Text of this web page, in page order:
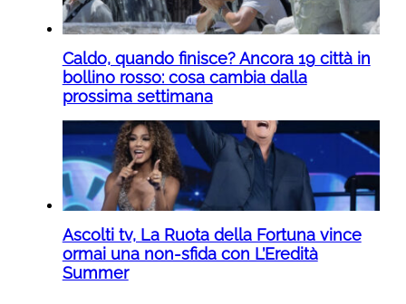
Caldo, quando finisce? Ancora 19 città in
bollino rosso: cosa cambia dalla
prossima settimana
Ascolti tv, La Ruota della Fortuna vince
ormai una non-sfida con L’Eredità
Summer